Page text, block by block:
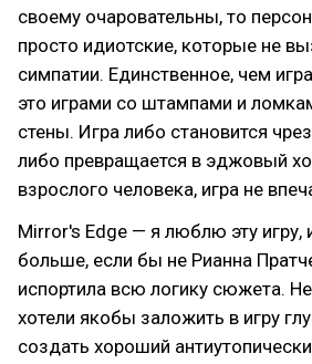
своему очаровательны, то
просто идиотские, которые не
симпатии. Единственное, чем
это играми со штампами и
стены. Игра либо становится
либо превращается в эджовый
взрослого человека, игра не
Mirror's Edge — я люблю эту
больше, если бы не Рианна
испортила всю логику сюжета.
хотели якобы заложить в игру
создать хороший